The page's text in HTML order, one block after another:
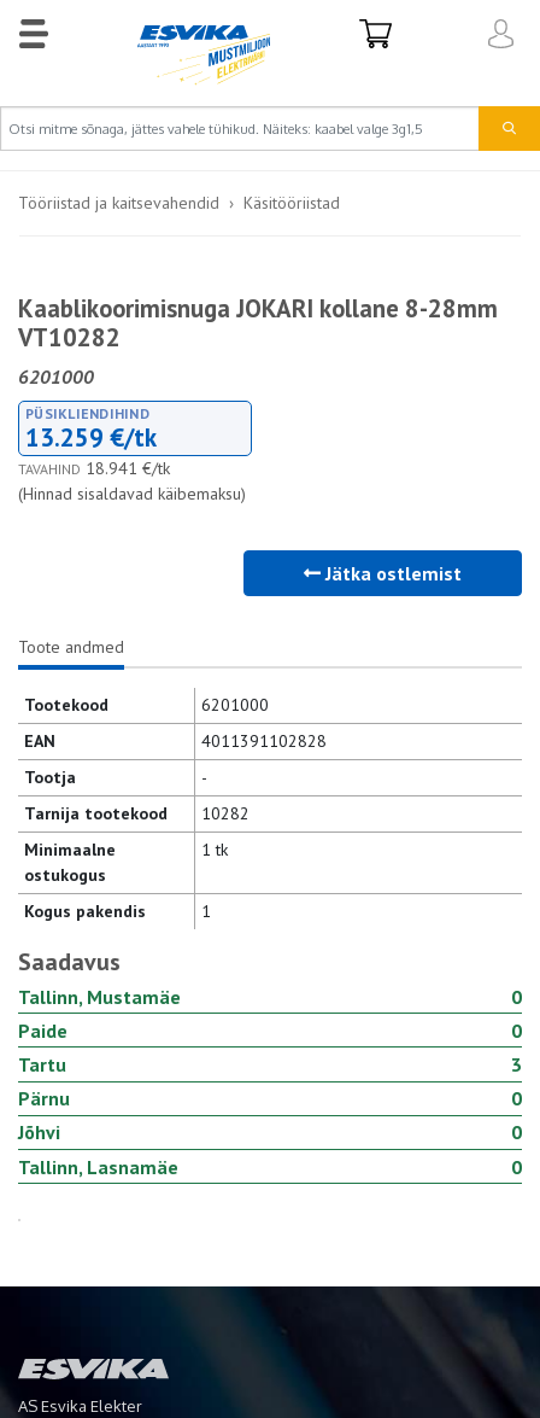
Tööriistad ja kaitsevahendid Käsitööriistad
Kaablikoorimisnuga JOKARI kollane 8-28mm
VT10282
6201000
PÜSIKLIENDIHIND
13.259 €/tk
TAVAHIND 18.941 €/tk
(Hinnad sisaldavad käibemaksu)
Jätka ostlemist
Toote andmed
Tootekood
6201000
EAN
4011391102828
Tootja
-
Tarnija tootekood
10282
Minimaalne
ostukogus
1 tk
Kogus pakendis 1
Saadavus
Tallinn, Mustamäe
0
Paide
0
Tartu
3
Pärnu
0
Jõhvi
0
Tallinn, Lasnamäe
0
AS Esvika Elekter